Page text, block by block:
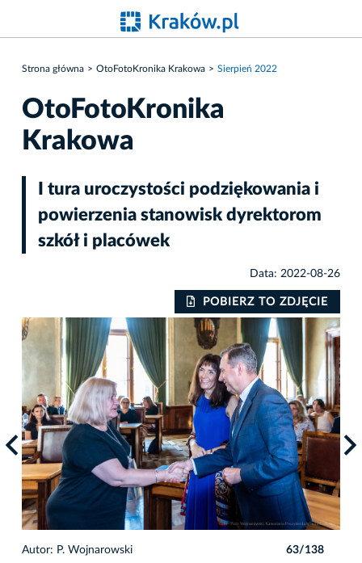
Strona główna OtoFotoKronika Krakowa Sierpień 2022
OtoFotoKronika
Krakowa
I tura uroczystości podziękowania i
powierzenia stanowisk dyrektorom
szkół i placówek
Data: 2022-08-26
POBIERZ TO ZDJĘCIE
Autor: P. Wojnarowski 63/138